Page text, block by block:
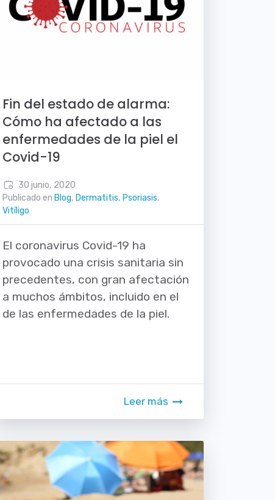
Fin del estado de alarma:
Cómo ha afectado a las
enfermedades de la piel el
Covid-19
30 junio, 2020
Publicado en Blog, Dermatitis, Psoriasis,
Vitíligo
El coronavirus Covid-19 ha
provocado una crisis sanitaria sin
precedentes, con gran afectación
a muchos ámbitos, incluido en el
de las enfermedades de la piel.
Leer más